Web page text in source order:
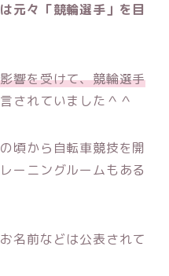
元々「競輪選手」を目
響を受けて、競輪選手
されていました＾＾
頃から自転車競技を開
ーニングルームもある
名前などは公表されて